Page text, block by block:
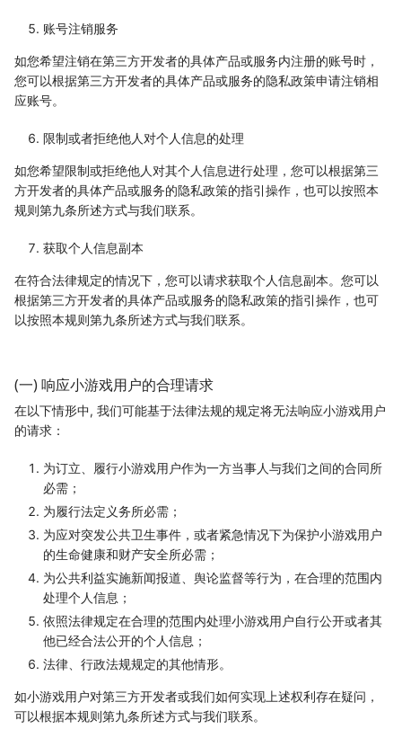
账号注销服务
如您希望注销在第三方开发者的具体产品或服务内注册的账号时，
您可以根据第三方开发者的具体产品或服务的隐私政策申请注销相
应账号。
限制或者拒绝他人对个人信息的处理
如您希望限制或拒绝他人对其个人信息进行处理，您可以根据第三
方开发者的具体产品或服务的隐私政策的指引操作，也可以按照本
规则第九条所述方式与我们联系。
获取个人信息副本
在符合法律规定的情况下，您可以请求获取个人信息副本。您可以
根据第三方开发者的具体产品或服务的隐私政策的指引操作，也可
以按照本规则第九条所述方式与我们联系。
(一) 响应小游戏用户的合理请求
在以下情形中, 我们可能基于法律法规的规定将无法响应小游戏用户
的请求：
为订立、履行小游戏用户作为一方当事人与我们之间的合同所
必需；
为履行法定义务所必需；
为应对突发公共卫生事件，或者紧急情况下为保护小游戏用户
的生命健康和财产安全所必需；
为公共利益实施新闻报道、舆论监督等行为，在合理的范围内
处理个人信息；
依照法律规定在合理的范围内处理小游戏用户自行公开或者其
他已经合法公开的个人信息；
法律、行政法规规定的其他情形。
如小游戏用户对第三方开发者或我们如何实现上述权利存在疑问，
可以根据本规则第九条所述方式与我们联系。